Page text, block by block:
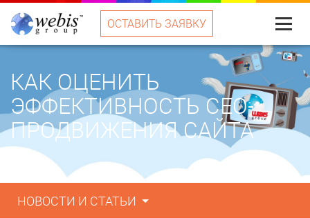
ОСТАВИТЬ ЗАЯВКУ Меню
КАК ОЦЕНИТЬ
ЭФФЕКТИВНОСТЬ СЕО-
ПРОДВИЖЕНИЯ САЙТА
НОВОСТИ И СТАТЬИ